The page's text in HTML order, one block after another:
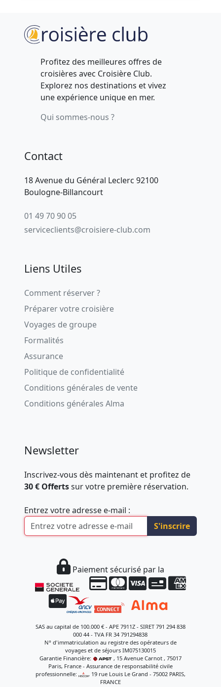
Profitez des meilleures offres de
croisières avec Croisière Club.
Explorez nos destinations et vivez
une expérience unique en mer.
Qui sommes-nous ?
Contact
18 Avenue du Général Leclerc 92100
Boulogne-Billancourt
01 49 70 90 05
serviceclients@croisiere-club.com
Liens Utiles
Comment réserver ?
Préparer votre croisière
Voyages de groupe
Formalités
Assurance
Politique de confidentialité
Conditions générales de vente
Conditions générales Alma
Newsletter
Inscrivez-vous dès maintenant et profitez de
30 € Offertssur votre première réservation.
Entrez votre adresse e-mail :
S'inscrire
Paiement sécurisé par la
SAS au capital de 100.000 € - APE 7911Z - SIRET 791 294 838
000 44 - TVA FR 34 791294838
N° d'immatriculation au registre des opérateurs de
voyages et de séjours IM075130015
Garantie Financière:
, 15 Avenue Carnot , 75017
Paris, France - Assurance de responsabilité civile
professionnelle:
, 19 rue Louis Le Grand - 75002 PARIS,
FRANCE